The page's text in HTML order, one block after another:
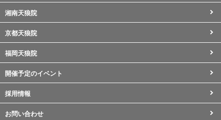
湘南天狼院
京都天狼院
福岡天狼院
開催予定のイベント
採用情報
お問い合わせ